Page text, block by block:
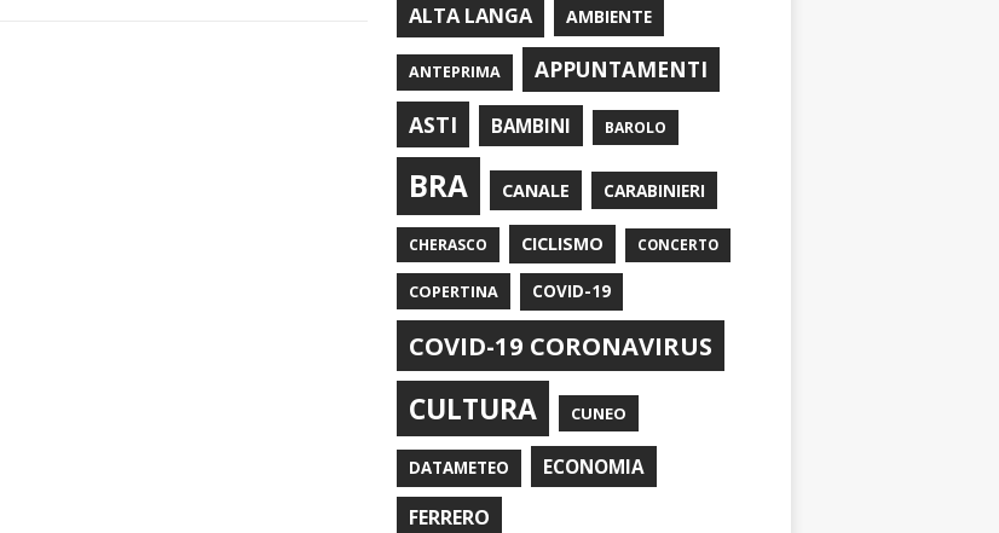
ALTA LANGA AMBIENTE
ANTEPRIMA
APPUNTAMENTI
ASTI
BAMBINI BAROLO
BRA CANALE CARABINIERI
CHERASCO CICLISMO CONCERTO
COPERTINA COVID-19
COVID-19 CORONAVIRUS
CULTURA CUNEO
DATAMETEO ECONOMIA
FERRERO